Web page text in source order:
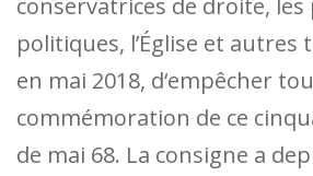
conservatrices de droite,
politiques, l’Église et autres
en mai 2018, d‘empêcher
commémoration de ce
de mai 68. La consigne a